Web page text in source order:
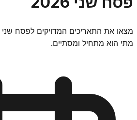
מתי הוא מתחיל ומסתיים.